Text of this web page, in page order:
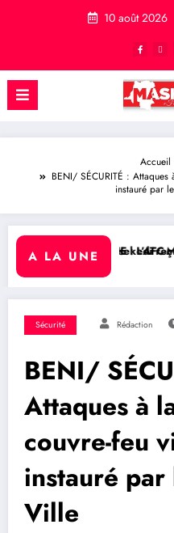
10 août 2026
Accueil
BENI/ SÉCURITÉ : Attaques
instauré par
A LA UNE
reçoit les champions de la
: L’AFC-M23 juge «
Sécurité Rédaction
BENI/
Attaques à
couvre-feu
instauré
Ville